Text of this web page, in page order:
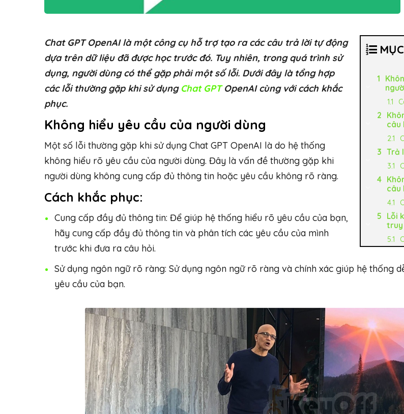
câu
Trả
câu
Lỗi
truy
Chat GPT OpenAI là một công cụ hỗ trợ tạo ra các câu trả lời tự động
dựa trên dữ liệu đã được học trước đó. Tuy nhiên, trong quá trình sử
dụng, người dùng có thể gặp phải một số lỗi. Dưới đây là tổng hợp
các lỗi thường gặp khi sử dụng Chat GPTOpenAI cùng với cách khắc
phục.
Không hiểu yêu cầu của người dùng
Một số lỗi thường gặp khi sử dụng Chat GPT OpenAI là do hệ thống
không hiểu rõ yêu cầu của người dùng. Đây là vấn đề thường gặp khi
người dùng không cung cấp đủ thông tin hoặc yêu cầu không rõ ràng.
Cách khắc phục:
Cung cấp đầy đủ thông tin: Để giúp hệ thống hiểu rõ yêu cầu của bạn,
hãy cung cấp đầy đủ thông tin và phân tích các yêu cầu của mình
trước khi đưa ra câu hỏi.
Sử dụng ngôn ngữ rõ ràng: Sử dụng ngôn ngữ rõ ràng và chính xác giúp hệ thống
yêu cầu của bạn.